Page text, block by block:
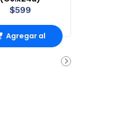
$599
Agregar al